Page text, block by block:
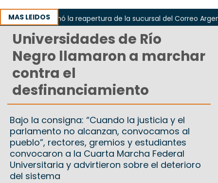
MAS LEIDOS
reclamó la reapertura de la sucursal del Correo Argentino
Universidades de Río
Negro llamaron a marchar
contra el
desfinanciamiento
Bajo la consigna: “Cuando la justicia y el
parlamento no alcanzan, convocamos al
pueblo”, rectores, gremios y estudiantes
convocaron a la Cuarta Marcha Federal
Universitaria y advirtieron sobre el deterioro
del sistema